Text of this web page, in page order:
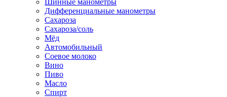
Шинные манометры
Дифференциальные манометры
Сахароза
Сахароза/соль
Мёд
Автомобильный
Соевое молоко
Вино
Пиво
Масло
Спирт